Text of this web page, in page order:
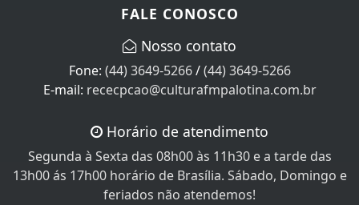
FALE CONOSCO
Nosso contato
Fone: (44) 3649-5266/(44) 3649-5266
E-mail: rececpcao@culturafmpalotina.com.br
Horário de atendimento
Segunda à Sexta das 08h00 às 11h30 e a tarde das
13h00 ás 17h00 horário de Brasília. Sábado, Domingo e
feriados não atendemos!